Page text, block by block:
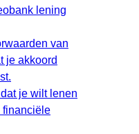
lening
van
je akkoord
je wilt lenen
financiële